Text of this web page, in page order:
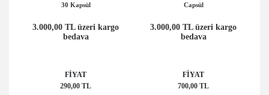
30 Kapsül
3.000,00 TL üzeri kargo
bedava
FİYAT
290,00 TL
Capsül
3.000,00 TL üzeri kargo
bedava
FİYAT
700,00 TL